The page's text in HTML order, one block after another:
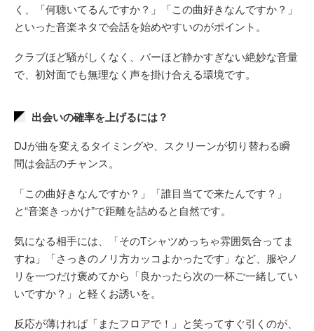
く、「何聴いてるんですか？」「この曲好きなんですか？」
といった音楽ネタで会話を始めやすいのがポイント。
クラブほど騒がしくなく、バーほど静かすぎない絶妙な音量
で、初対面でも無理なく声を掛け合える環境です。
出会いの確率を上げるには？
DJが曲を変えるタイミングや、スクリーンが切り替わる瞬
間は会話のチャンス。
「この曲好きなんですか？」「誰目当てで来たんです？」
と“音楽きっかけ”で距離を詰めると自然です。
気になる相手には、「そのTシャツめっちゃ雰囲気合ってま
すね」「さっきのノリ方カッコよかったです」など、服やノ
リを一つだけ褒めてから「良かったら次の一杯ご一緒してい
いですか？」と軽くお誘いを。
反応が薄ければ「またフロアで！」と笑ってすぐ引くのが、